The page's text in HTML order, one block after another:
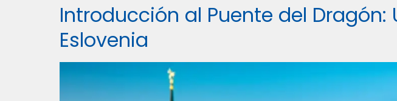
Introducción al Puente del Dragón:
Eslovenia